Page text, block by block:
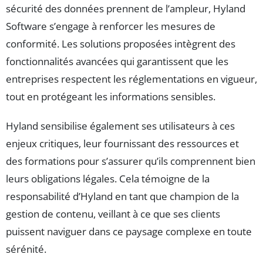
sécurité des données prennent de l’ampleur, Hyland
Software s’engage à renforcer les mesures de
conformité. Les solutions proposées intègrent des
fonctionnalités avancées qui garantissent que les
entreprises respectent les réglementations en vigueur,
tout en protégeant les informations sensibles.
Hyland sensibilise également ses utilisateurs à ces
enjeux critiques, leur fournissant des ressources et
des formations pour s’assurer qu’ils comprennent bien
leurs obligations légales. Cela témoigne de la
responsabilité d’Hyland en tant que champion de la
gestion de contenu, veillant à ce que ses clients
puissent naviguer dans ce paysage complexe en toute
sérénité.